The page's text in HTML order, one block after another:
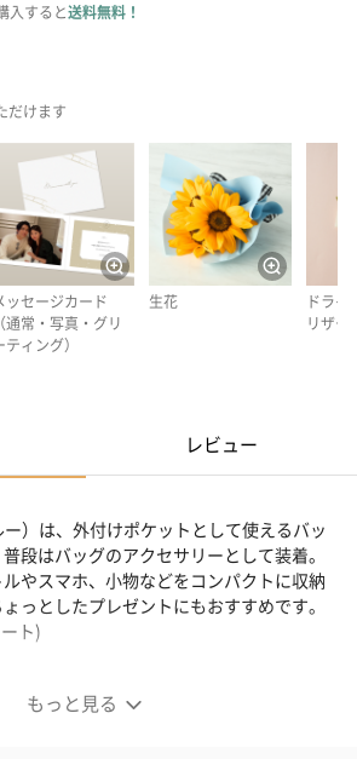
入すると送料無料！
だけます
ッセージカード
（通常・写真・グリ
ティング）
生花
ドライ
リザー
レビュー
もっと見る
ー）は、外付けポケットとして使えるバッ
段はバッグのアクセサリーとして装着。
やスマホ、小物などをコンパクトに収納
っとしたプレゼントにもおすすめです。
ト)
が「PecoRoo」（ペコルー）になり